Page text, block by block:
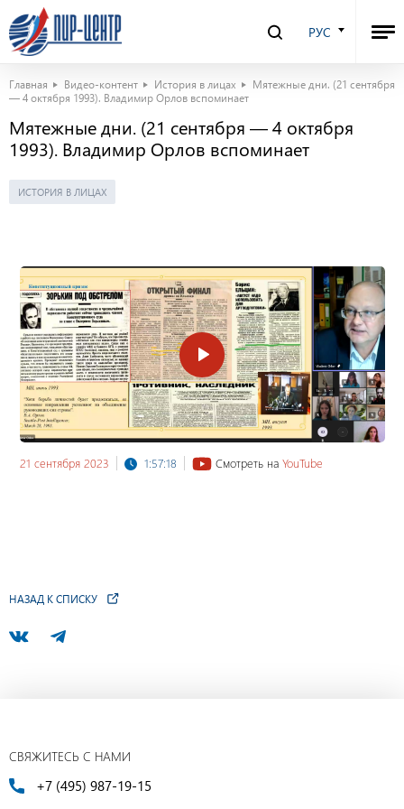
РУС
Главная Видео-контент История в лицах
Мятежные дни. (21 сентября
— 4 октября 1993). Владимир Орлов вспоминает
Мятежные дни. (21 сентября — 4 октября
1993). Владимир Орлов вспоминает
ИСТОРИЯ В ЛИЦАХ
21 сентября 2023 1:57:18 Смотреть на YouTube
НАЗАД К СПИСКУ
СВЯЖИТЕСЬ С НАМИ
+7 (495) 987-19-15